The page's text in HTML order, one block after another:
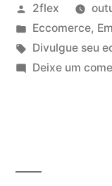
2flex
Eccomerce,
Divulgue seu
Deixe um